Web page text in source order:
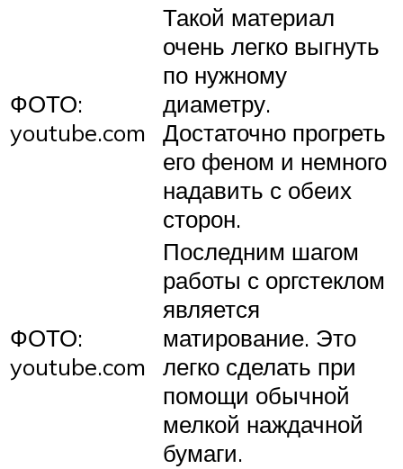
ФОТО:
youtube.com
Такой материал
очень легко выгнуть
по нужному
диаметру.
Достаточно прогреть
его феном и немного
надавить с обеих
сторон.
ФОТО:
youtube.com
Последним шагом
работы с оргстеклом
является
матирование. Это
легко сделать при
помощи обычной
мелкой наждачной
бумаги.